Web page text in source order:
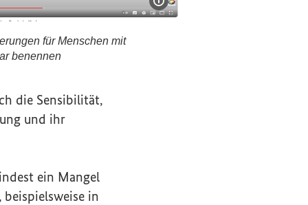
Bildinformationen
für Menschen mit
benennen
die Sensibilität,
und ihr
ein Mangel
in